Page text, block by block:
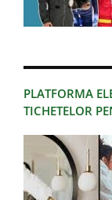
PLATFORMA
TICHETELOR